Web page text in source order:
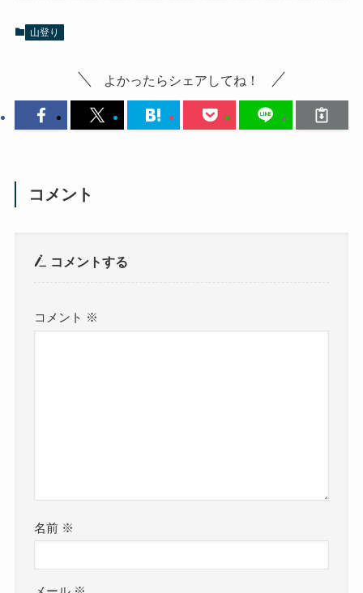
山登り
よかったらシェアしてね！
コメント
コメントする
コメント ※
名前 ※